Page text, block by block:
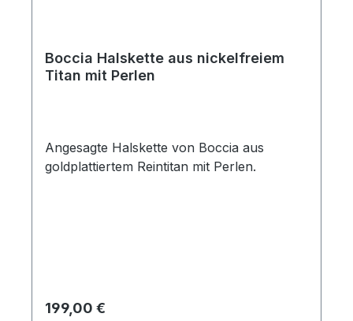
Boccia Halskette aus nickelfreiem
Titan mit Perlen
Angesagte Halskette von Boccia aus
goldplattiertem Reintitan mit Perlen.
Regulärer Preis:
199,00 €